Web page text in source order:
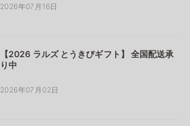
2026年07月16日
【2026 ラルズ とうきびギフト】 全国配送承
り中
2026年07月02日